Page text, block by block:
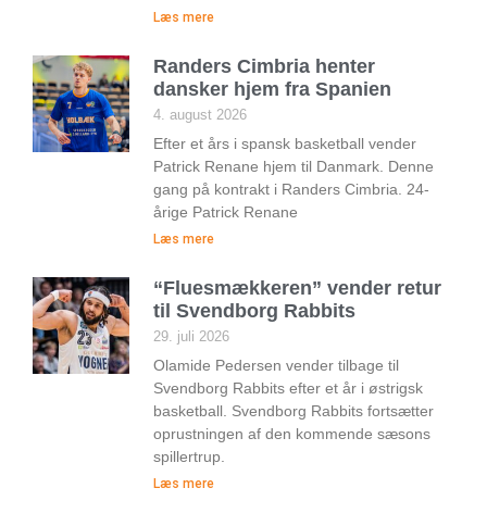
Læs mere
Randers Cimbria henter
dansker hjem fra Spanien
4. august 2026
Efter et års i spansk basketball vender
Patrick Renane hjem til Danmark. Denne
gang på kontrakt i Randers Cimbria. 24-
årige Patrick Renane
Læs mere
“Fluesmækkeren” vender retur
til Svendborg Rabbits
29. juli 2026
Olamide Pedersen vender tilbage til
Svendborg Rabbits efter et år i østrigsk
basketball. Svendborg Rabbits fortsætter
oprustningen af den kommende sæsons
spillertrup.
Læs mere